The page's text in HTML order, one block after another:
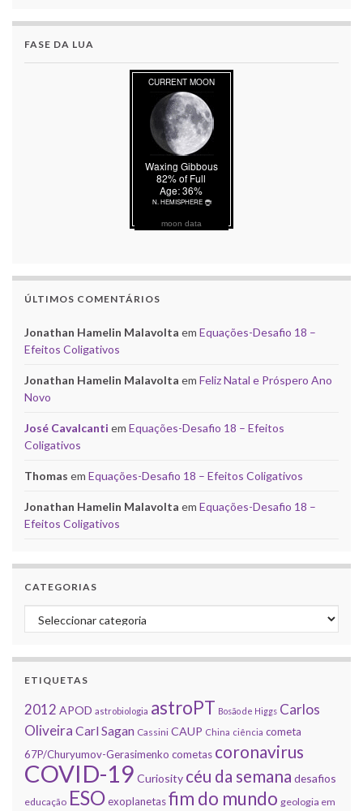
FASE DA LUA
moon data
ÚLTIMOS COMENTÁRIOS
Jonathan Hamelin Malavolta em Equações-Desafio 18 –
Efeitos Coligativos
Jonathan Hamelin Malavolta em Feliz Natal e Próspero Ano
Novo
José Cavalcanti em Equações-Desafio 18 – Efeitos
Coligativos
Thomas em Equações-Desafio 18 – Efeitos Coligativos
Jonathan Hamelin Malavolta em Equações-Desafio 18 –
Efeitos Coligativos
CATEGORIAS
Categorias
ETIQUETAS
2012 APOD astrobiologia astroPT Bosão de Higgs Carlos
Oliveira Carl Sagan Cassini CAUP China ciência cometa
67P/Churyumov-Gerasimenko cometas coronavirus
COVID-19 Curiosity céu da semana desafios
educação ESOexoplanetasfim do mundo geologia em